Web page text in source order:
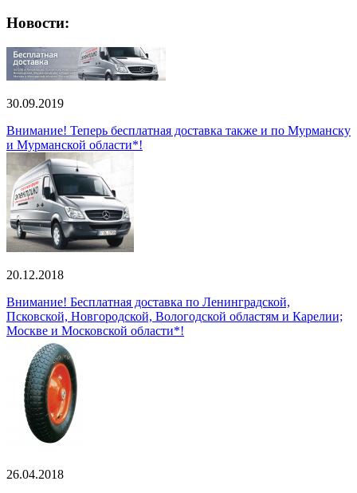
Новости:
30.09.2019
Внимание! Теперь бесплатная доставка также и по Мурманску
и Мурманской области*!
20.12.2018
Внимание! Бесплатная доставка по Ленинградской,
Псковской, Новгородской, Вологодской областям и Карелии;
Москве и Московской области*!
26.04.2018